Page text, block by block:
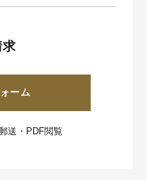
求
ーム
送・PDF閲覧